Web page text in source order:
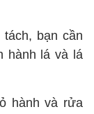
bạn cần
hành lá và lá
hành và rửa